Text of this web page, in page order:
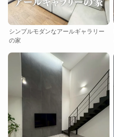
シンプルモダンなアールギャラリー
の家